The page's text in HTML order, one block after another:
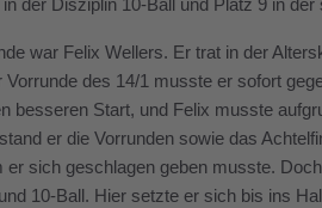
der Disziplin 10-Ball und Platz 9 in
war Felix Wellers. Er trat in der
des 14/1 musste er sofort
besseren Start, und Felix musste
er die Vorrunden sowie das
sich geschlagen geben musste.
10-Ball. Hier setzte er sich bis ins